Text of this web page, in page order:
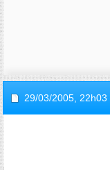
29/03/2005, 22h03